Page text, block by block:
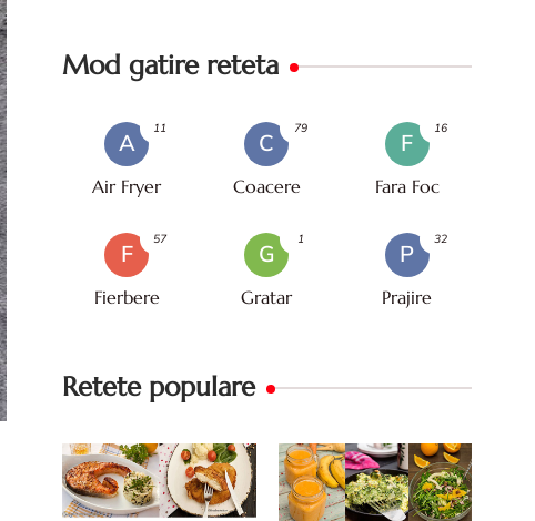
Mod gatire reteta
A
Air Fryer
11
C
Coacere
79
F
Fara Foc
16
F
Fierbere
57
G
Gratar
1
P
Prajire
32
Retete populare